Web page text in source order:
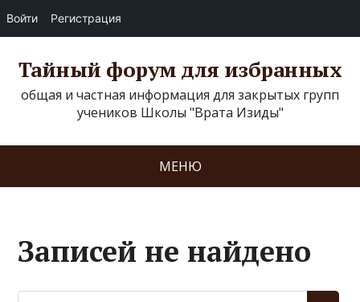
Войти Регистрация
Тайный форум для избранных
общая и частная информация для закрытых групп
учеников Школы "Врата Изиды"
МЕНЮ
Записей не найдено